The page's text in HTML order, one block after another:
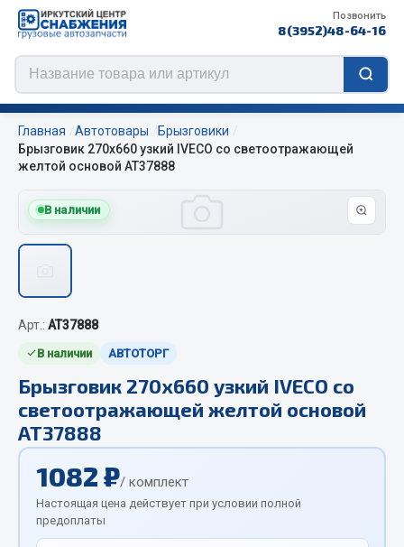
Позвонить
8(3952)48-64-16
ЦЕПИ РОССИЯ
Изготовление цепей на колеса BOHU
QITONG
Весь раздел
Отопители салона, подогреватели
Жидкостные подогреватели
Отопители салона
Подогреватели тосола
Главная Автотовары
Брызговики
Брызговик 270х660 узкий IVECO со светоотражающей
желтой основой АТ37888
В наличии
Арт.: AT37888
В наличии АВТОТОРГ
Брызговик 270х660 узкий IVECO со
светоотражающей желтой основой
АТ37888
1082 ₽/ комплект
Настоящая цена действует при условии полной
предоплаты